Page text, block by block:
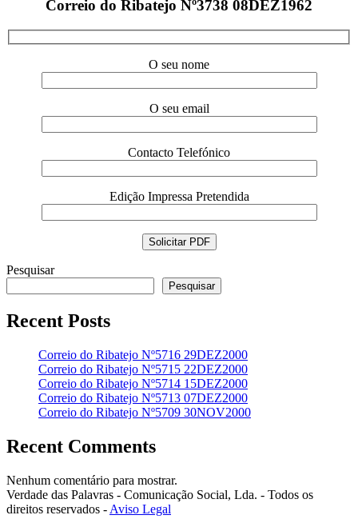
Correio do Ribatejo Nº3738 08DEZ1962
O seu nome
O seu email
Contacto Telefónico
Edição Impressa Pretendida
Pesquisar
Pesquisar
Recent Posts
Correio do Ribatejo Nº5716 29DEZ2000
Correio do Ribatejo Nº5715 22DEZ2000
Correio do Ribatejo Nº5714 15DEZ2000
Correio do Ribatejo Nº5713 07DEZ2000
Correio do Ribatejo Nº5709 30NOV2000
Recent Comments
Nenhum comentário para mostrar.
Verdade das Palavras - Comunicação Social, Lda. - Todos os
direitos reservados - Aviso Legal